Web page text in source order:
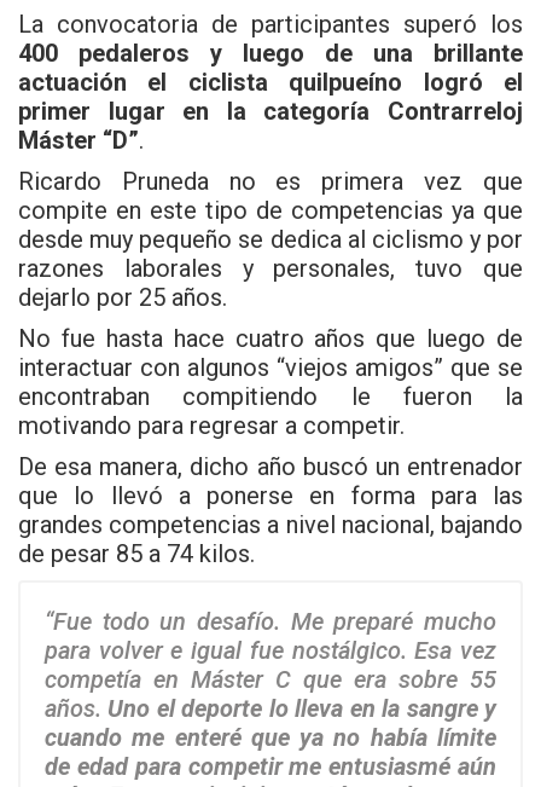
La convocatoria de participantes superó los
400 pedaleros y luego de una brillante
actuación el ciclista quilpueíno logró el
primer lugar en la categoría Contrarreloj
Máster “D”.
Ricardo Pruneda no es primera vez que
compite en este tipo de competencias ya que
desde muy pequeño se dedica al ciclismo y por
razones laborales y personales, tuvo que
dejarlo por 25 años.
No fue hasta hace cuatro años que luego de
interactuar con algunos “viejos amigos” que se
encontraban compitiendo le fueron la
motivando para regresar a competir.
De esa manera, dicho año buscó un entrenador
que lo llevó a ponerse en forma para las
grandes competencias a nivel nacional, bajando
de pesar 85 a 74 kilos.
“Fue todo un desafío. Me preparé mucho
para volver e igual fue nostálgico. Esa vez
competía en Máster C que era sobre 55
años. Uno el deporte lo lleva en la sangre y
cuando me enteré que ya no había límite
de edad para competir me entusiasmé aún